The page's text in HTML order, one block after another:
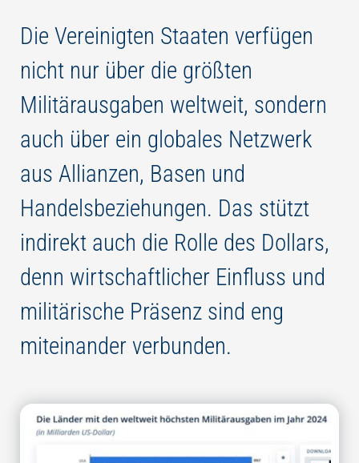
Die Vereinigten Staaten verfügen
nicht nur über die größten
Militärausgaben weltweit, sondern
auch über ein globales Netzwerk
aus Allianzen, Basen und
Handelsbeziehungen. Das stützt
indirekt auch die Rolle des Dollars,
denn wirtschaftlicher Einfluss und
militärische Präsenz sind eng
miteinander verbunden.